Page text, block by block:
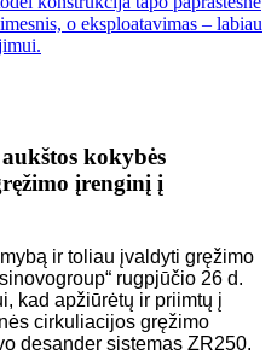
kokybės
įrenginį į
ir toliau įvaldyti gręžimo
rugpjūčio 26 d.
kad apžiūrėtų ir priimtų į
cirkuliacijos gręžimo
desander sistemas ZR250.